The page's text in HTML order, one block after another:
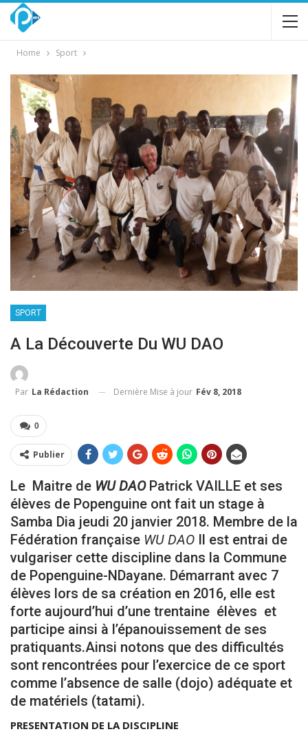
Home Sport
SPORT
A La Découverte Du WU DAO
Par La Rédaction Dernière Mise à jour Fév 8, 2018
0
Publier
Le Maitre de WU DAOPatrick VAILLE et ses
élèves de Popenguine ont fait un stage à
Samba Dia jeudi 20 janvier 2018. Membre de la
Fédération française WU DAO Il est entrai de
vulgariser cette discipline dans la Commune
de Popenguine-NDayane. Démarrant avec 7
élèves lors de sa création en 2016, elle est
forte aujourd’hui d’une trentaine élèves et
participe ainsi à l’épanouissement de ses
pratiquants.Ainsi notons que des difficultés
sont rencontrées pour l’exercice de ce sport
comme l’absence de salle (dojo) adéquate et
de matériels (tatami).
PRESENTATION DE LA DISCIPLINE